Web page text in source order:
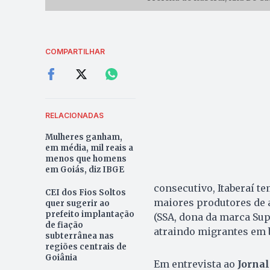
COMPARTILHAR
RELACIONADAS
Mulheres ganham,
em média, mil reais a
menos que homens
em Goiás, diz IBGE
CEI dos Fios Soltos
quer sugerir ao
prefeito implantação
de fiação
subterrânea nas
regiões centrais de
Goiânia
consecutivo, Itaberaí
maiores produtores de
(SSA, dona da marca
atraindo migrantes em
Em entrevista ao